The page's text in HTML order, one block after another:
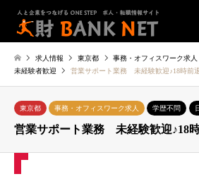
求人情報 東京都 事務・オフィスワーク求人
未経験者歓迎
営業サポート業務 未経験歓迎♪18時前
東京都 事務・オフィスワーク求人 学歴不問
営業サポート業務 未経験歓迎♪18